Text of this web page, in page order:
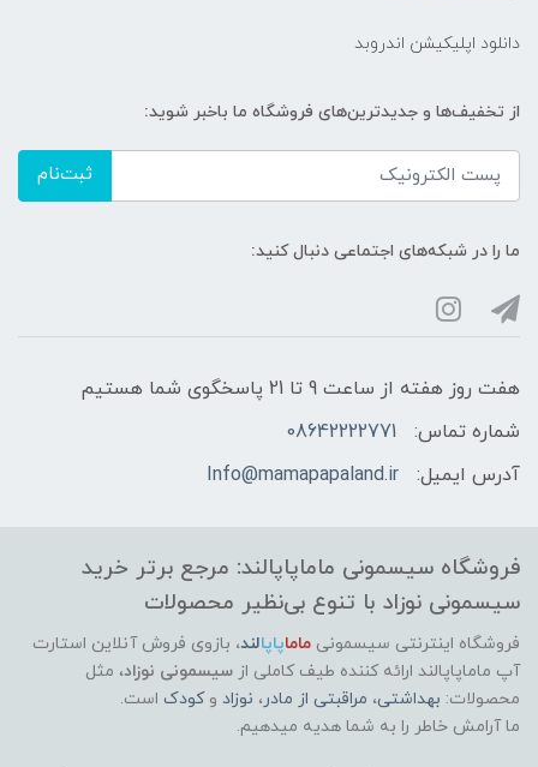
دانلود اپلیکیشن اندروبد
از تخفیف‌ها و جدیدترین‌های فروشگاه ما باخبر شوید:
ثبت‌نام
ما را در شبکه‌های اجتماعی دنبال کنید:
هفت روز هفته از ساعت 9 تا 21 پاسخگوی شما هستیم
شماره تماس:
08642222771
آدرس ایمیل:
Info@mamapapaland.ir
فروشگاه سیسمونی ماماپاپالند: مرجع برتر خرید
سیسمونی نوزاد با تنوع بی‌نظیر محصولات
فروشگاه اینترنتی سیسمونی ماماپاپالند، بازوی فروش آنلاین استارت
آپ ماماپاپالند ارائه کننده طیف کاملی از سیسمونی نوزاد، مثل
محصولات: بهداشتی، مراقبتی از مادر ، نوزاد وکودک است.
ما آرامش خاطر را به شما هدیه میدهیم.